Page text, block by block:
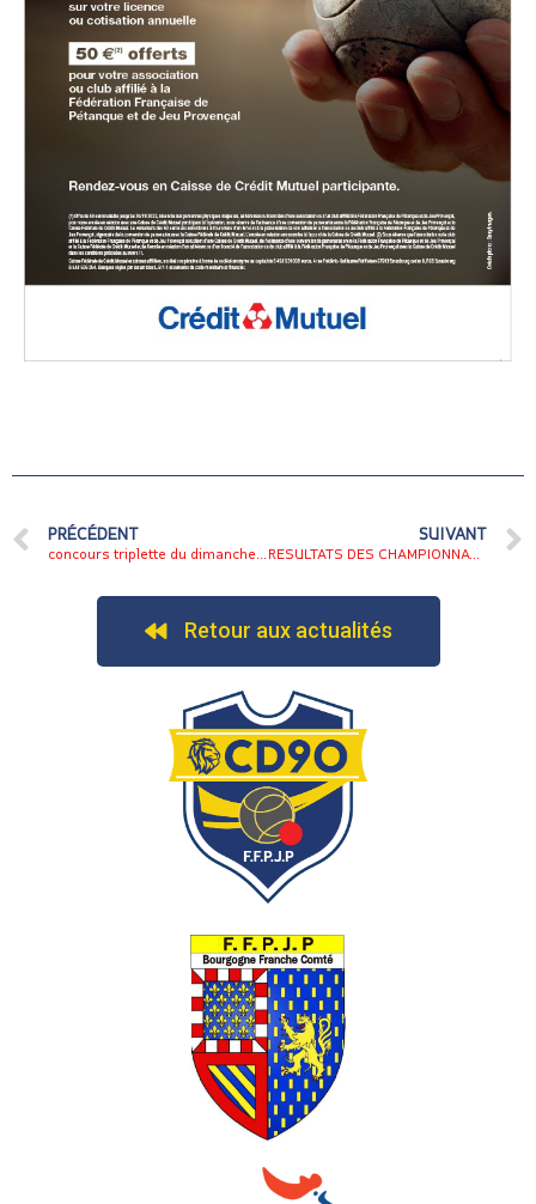
PRÉCÉDENT
concours triplette du dimanche 16 juin à l’ASMB
SUIVANT
RESULTATS DES CHAMPIONNATS PAR EQUIPE
Retour aux actualités